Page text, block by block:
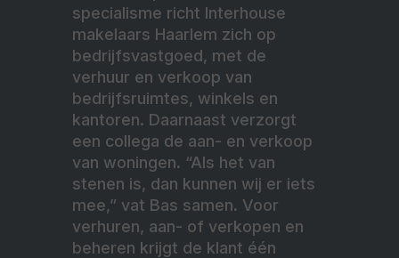
specialisme richt Interhouse
makelaars Haarlem zich op
bedrijfsvastgoed, met de
verhuur en verkoop van
bedrijfsruimtes, winkels en
kantoren. Daarnaast verzorgt
een collega de aan- en verkoop
van woningen. “Als het van
stenen is, dan kunnen wij er iets
mee,” vat Bas samen. Voor
verhuren, aan- of verkopen en
beheren krijgt de klant één